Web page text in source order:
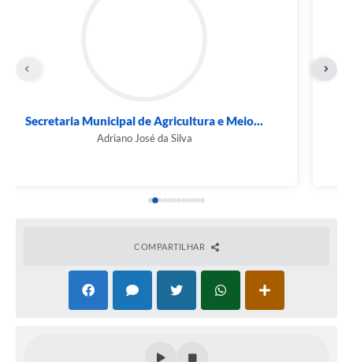
Secretaria Municipal de Administração e
Finanças...
COMPARTILHAR